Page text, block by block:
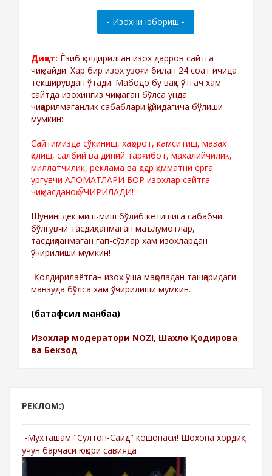
Диққат: Ёзиб қолдирилган изох дарров сайтга
чиқмайди. Хар бир изох узоғи билан 24 соат ичида
текширувдан ўтади. Мабодо бу вақт ўтгач хам
сайтда изохингиз чиқмаган бўлса унда
чиқарилмаганлик сабаблари қўйидагича бўлиши
мумкин:
Сайтимизда сўкиниш, хақорот, камситиш, мазах
қилиш, салбий ва диний тарғибот, махалийчилик,
миллатчилик, реклама ва қадр қимматни ерга
ургувчи АЛОМАТЛАРИ БОР изохлар сайтга
чиқмасданоқ ЎЧИРИЛАДИ!
Шунингдек миш-миш бўлиб кетишига сабабчи
бўлгувчи тасдиқланмаган маълумотлар,
тасдиқланмаган гап-сўзлар хам изохлардан
ўчирилиши мумкин!
-Қолдирилаётган изох ўша мақоладан ташқаридаги
мавзуда бўлса хам ўчирилиши мумкин.
(батафсил манбаа)
Изохлар модератори NOZI, Шахло Қодирова
ва Бекзод
РЕКЛОМ:)
-Мухташам "Султон-Саид" кошонаси! Шохона хордиқ
учун барчаси юқори савияда